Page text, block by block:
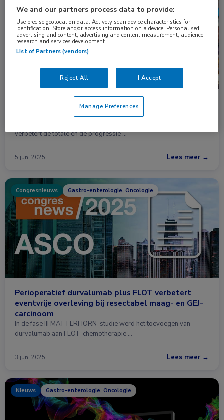
Sugemalimab plus chemotherapie verbetert
overleving bij gevorderde maagkanker
verbetert de totale en de progressie …
5 jun. 2025 Lees meer →
Congresnieuws Gastro-enterologie, Oncologie
Perioperatief durvalumab plus FLOT verbetert
eventvrije overleving bij resectabel maag- en GEJ-
carcinoom
In de fase III MATTERHORN-studie werd het toevoegen van
durvalumab aan FLOT-chemotherapie …
3 jun. 2025 Lees meer →
Nieuws Gastro-enterologie, Oncologie
We and our partners process data to provide:
Use precise geolocation data. Actively scan device characteristics for
identification. Store and/or access information on a device. Personalised
advertising and content, advertising and content measurement, audience
research and services development.
List of Partners (vendors)
Reject All I Accept
Manage Preferences